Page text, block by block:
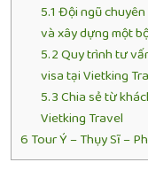
5.1 Đội ngũ chuyên
và xây dựng một
5.2Quy trình tư
visa tại Vietking
5.3Chia sẻ từ
Vietking Travel
6Tour Ý – Thụy Sĩ –